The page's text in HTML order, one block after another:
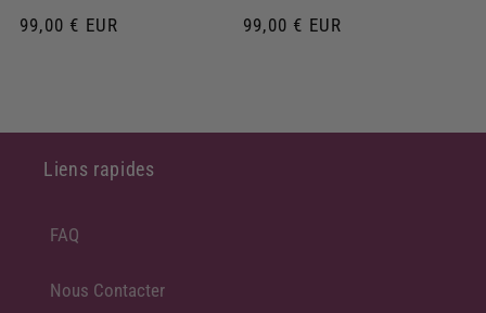
Prix
99,00 € EUR
Prix
99,00 € EUR
Liens rapides
FAQ
Nous Contacter